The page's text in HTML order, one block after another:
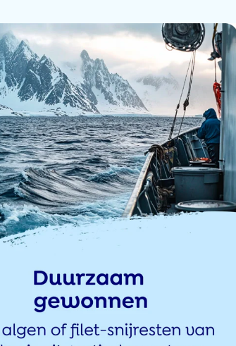
bijsmaak ook <span class="claimsafe-blur">geen
dit mogelijk?